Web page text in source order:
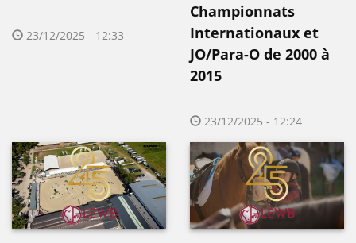
23/12/2025 - 12:33
Championnats
Internationaux et
JO/Para-O de 2000 à
2015
23/12/2025 - 12:24